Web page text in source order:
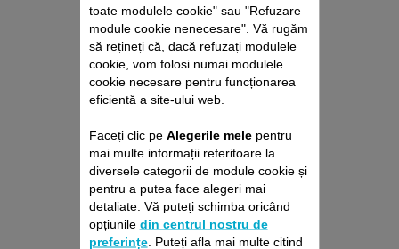
ASPIRATOR VERTICAL
ROWENTA
Fără deviz, fără surprize
Prelungire cu 6 luni a garanției!
429,00 RON
toate modulele cookie" sau "Refuzare
module cookie nenecesare". Vă rugăm
să rețineți că, dacă refuzați modulele
cookie, vom folosi numai modulele
cookie necesare pentru funcționarea
eficientă a site-ului web.
Faceți clic pe Alegerile melepentru
mai multe informații referitoare la
diversele categorii de module cookie și
pentru a putea face alegeri mai
detaliate. Vă puteți schimba oricând
opțiunile din centrul nostru de
preferințe. Puteți afla mai multe citind